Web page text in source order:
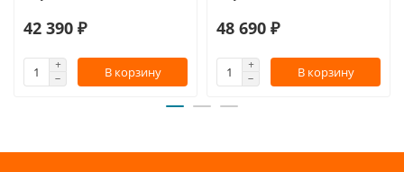
42 390 ₽
В корзину
48 690 ₽
В корзину